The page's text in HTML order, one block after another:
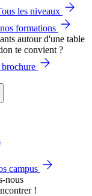
les niveaux
formations
te convient ?
campus
!